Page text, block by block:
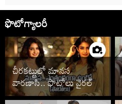
ఫొటోగ్యాలరీ
చీరకట్టులో మానస
వారణాసి.. ఫొటోలు వైరల్